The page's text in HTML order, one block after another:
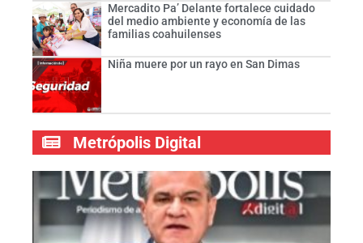
Mercadito Pa’ Delante fortalece cuidado
del medio ambiente y economía de las
familias coahuilenses
Niña muere por un rayo en San Dimas
Metrópolis Digital